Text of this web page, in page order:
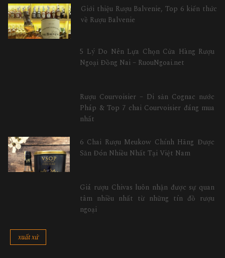
Giới thiệu Rượu Balvenie, Top 6 kiến thức
về Rượu Balvenie
5 Lý Do Nên Lựa Chọn Cửa Hàng Rượu
Ngoại Đồng Nai – RuouNgoai.net
Rượu Courvoisier – Di sản Cognac nước
Pháp & Top 7 chai Courvoisier đáng mua
nhất
6 Chai Rượu Meukow Chính Hãng Được
Săn Đón Nhiều Nhất Tại Việt Nam
Giá rượu Chivas luôn nhận được sự quan
tâm nhiều nhất từ những tín đồ rượu
ngoại
xuất xứ